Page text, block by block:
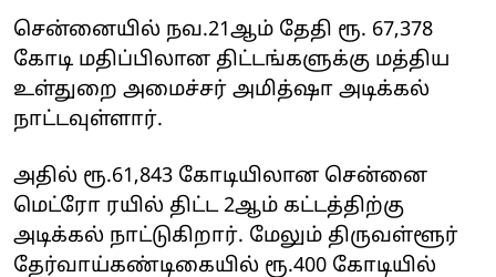
சென்னையில் நவ.21ஆம் தேதி ரூ. 67,378
கோடி மதிப்பிலான திட்டங்களுக்கு மத்திய
உள்துறை அமைச்சர் அமித்ஷா அடிக்கல்
நாட்டவுள்ளார்.
அதில் ரூ.61,843 கோடியிலான சென்னை
மெட்ரோ ரயில் திட்ட 2ஆம் கட்டத்திற்கு
அடிக்கல் நாட்டுகிறார். மேலும் திருவள்ளூர்
தேர்வாய்கண்டிகையில் ரூ.400 கோடியில்